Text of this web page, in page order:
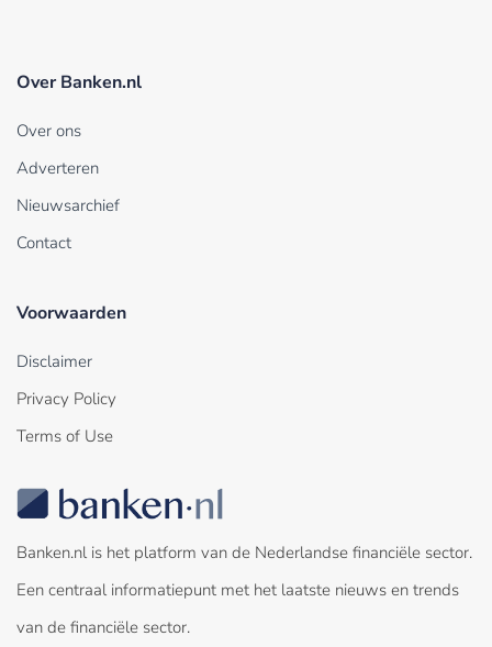
Over Banken.nl
Over ons
Adverteren
Nieuwsarchief
Contact
Voorwaarden
Disclaimer
Privacy Policy
Terms of Use
Banken.nl is het platform van de Nederlandse financiële sector.
Een centraal informatiepunt met het laatste nieuws en trends
van de financiële sector.